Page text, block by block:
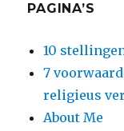
PAGINA’S
10
7
religieus
About Me